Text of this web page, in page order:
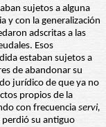
sujetos a alguna
y con la generalización
adscritas a las
Esos
estaban sujetos a
de abandonar su
jurídico de que ya no
propios de la
con frecuencia servi,
su antiguo